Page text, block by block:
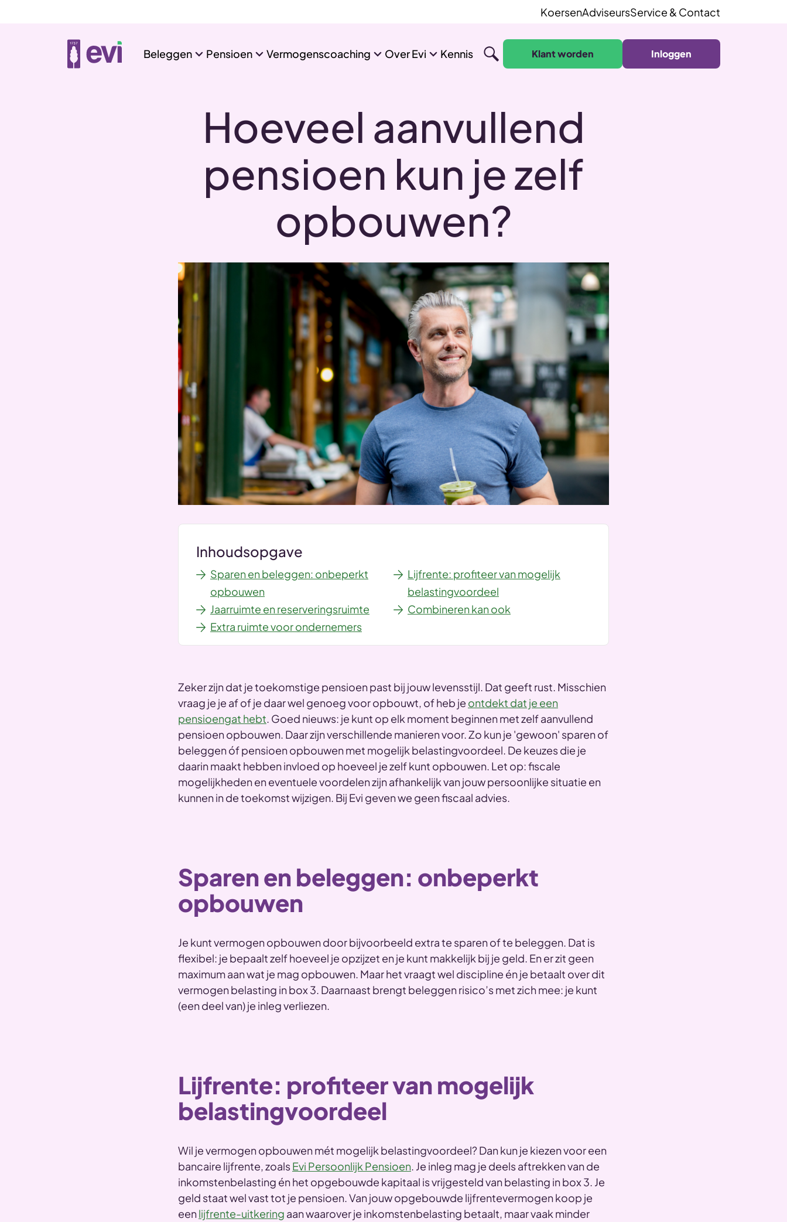
KoersenAdviseursService & Contact
Beleggen Pensioen Vermogenscoaching Over Evi Kennis Klant worden Inloggen
Hoeveel aanvullend
pensioen kun je zelf
opbouwen?
Inhoudsopgave
Sparen en beleggen: onbeperkt
opbouwen
Lijfrente: profiteer van mogelijk
belastingvoordeel
Jaarruimte en reserveringsruimte
Combineren kan ook
Extra ruimte voor ondernemers
Zeker zijn dat je toekomstige pensioen past bij jouw levensstijl. Dat geeft rust. Misschien
vraag je je af of je daar wel genoeg voor opbouwt, of heb je ontdekt dat je een
pensioengat hebt. Goed nieuws: je kunt op elk moment beginnen met zelf aanvullend
pensioen opbouwen. Daar zijn verschillende manieren voor. Zo kun je 'gewoon' sparen of
beleggen óf pensioen opbouwen met mogelijk belastingvoordeel. De keuzes die je
daarin maakt hebben invloed op hoeveel je zelf kunt opbouwen. Let op: fiscale
mogelijkheden en eventuele voordelen zijn afhankelijk van jouw persoonlijke situatie en
kunnen in de toekomst wijzigen. Bij Evi geven we geen fiscaal advies.
Sparen en beleggen: onbeperkt
opbouwen
Je kunt vermogen opbouwen door bijvoorbeeld extra te sparen of te beleggen. Dat is
flexibel: je bepaalt zelf hoeveel je opzijzet en je kunt makkelijk bij je geld. En er zit geen
maximum aan wat je mag opbouwen. Maar het vraagt wel discipline én je betaalt over dit
vermogen belasting in box 3. Daarnaast brengt beleggen risico’s met zich mee: je kunt
(een deel van) je inleg verliezen.
Lijfrente: profiteer van mogelijk
belastingvoordeel
Wil je vermogen opbouwen mét mogelijk belastingvoordeel? Dan kun je kiezen voor een
bancaire lijfrente, zoalsEvi Persoonlijk Pensioen. Je inleg mag je deels aftrekken van de
inkomstenbelasting én het opgebouwde kapitaal is vrijgesteld van belasting in box 3. Je
geld staat wel vast tot je pensioen. Van jouw opgebouwde lijfrentevermogen koop je
eenlijfrente-uitkering aan waarover je inkomstenbelasting betaalt, maar vaak minder